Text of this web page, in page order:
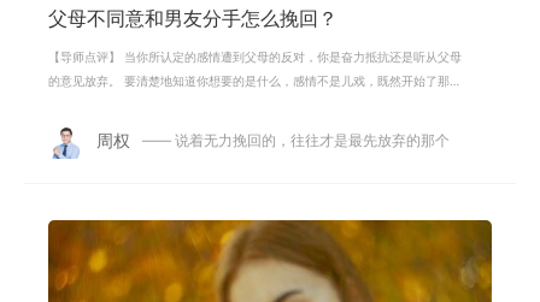
父母不同意和男友分手怎么挽回？
【导师点评】 当你所认定的感情遭到父母的反对，你是奋力抵抗还是听从父母
的意见放弃。 要清楚地知道你想要的是什么，感情不是儿戏，既然开始了那就
周权 —— 说着无力挽回的，往往才是最先放弃的那个